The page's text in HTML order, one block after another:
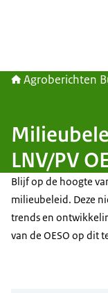
Agroberichten
LNV/PV
Blijf op de hoogte
milieubeleid. Deze
trends en
van de OESO op dit